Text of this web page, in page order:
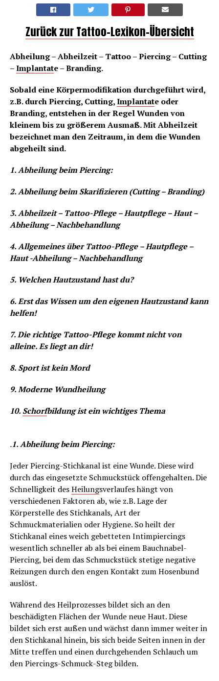
Zurück zur Tattoo-Lexikon-Übersicht
Abheilung – Abheilzeit – Tattoo – Piercing – Cutting
–Implantate – Branding.
Sobald eine Körpermodifikation durchgeführt wird,
z.B. durch Piercing, Cutting,Implantate oder
Branding, entstehen in der Regel Wunden von
kleinem bis zu größerem Ausmaß. Mit Abheilzeit
bezeichnet man den Zeitraum, in dem die Wunden
abgeheilt sind.
1. Abheilung beim Piercing:
2. Abheilung beim Skarifizieren (Cutting – Branding)
3. Abheilzeit – Tattoo-Pflege – Hautpflege – Haut –
Abheilung – Nachbehandlung
4. Allgemeines über Tattoo-Pflege – Hautpflege –
Haut -Abheilung – Nachbehandlung
5. Welchen Hautzustand hast du?
6. Erst das Wissen um den eigenen Hautzustand kann
helfen!
7. Die richtige Tattoo-Pflege kommt nicht von
alleine. Es liegt an dir!
8. Sport ist kein Mord
9. Moderne Wundheilung
10. Schorfbildung ist ein wichtiges Thema
.1. Abheilung beim Piercing:
Jeder Piercing-Stichkanal ist eine Wunde. Diese wird
durch das eingesetzte Schmuckstück offengehalten. Die
Schnelligkeit desHeilungsverlaufes hängt von
verschiedenen Faktoren ab, wie z.B. Lage der
Körperstelle des Stichkanals, Art der
Schmuckmaterialien oder Hygiene. So heilt der
Stichkanal eines weich gebetteten Intimpiercings
wesentlich schneller ab als bei einem Bauchnabel-
Piercing, bei dem das Schmuckstück stetige negative
Reizungen durch den engen Kontakt zum Hosenbund
auslöst.
Während des Heilprozesses bildet sich an den
beschädigten Flächen der Wunde neue Haut. Diese
bildet sich erst außen und wächst dann immer weiter in
den Stichkanal hinein, bis sich beide Seiten innen in der
Mitte treffen und einen durchgehenden Schlauch um
den Piercings-Schmuck-Steg bilden.